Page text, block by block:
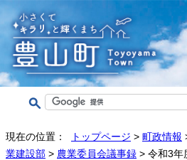
現在の位置： トップページ > 町政情報
業建設部 > 農業委員会議事録 > 令和3年